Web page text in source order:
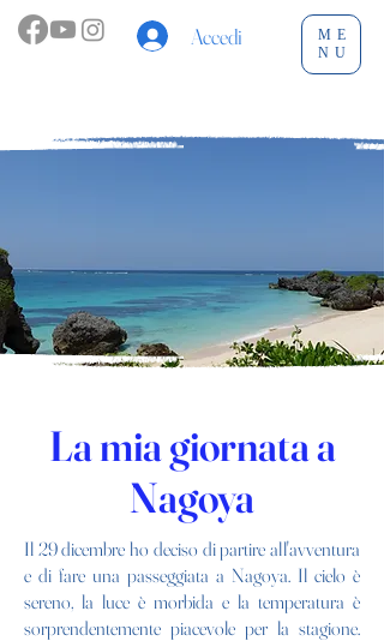
ME
NU
Accedi
La mia giornata a
Nagoya
Il 29 dicembre ho deciso di partire all'avventura
e di fare una passeggiata a Nagoya. Il cielo è
sereno, la luce è morbida e la temperatura è
sorprendentemente piacevole per la stagione.